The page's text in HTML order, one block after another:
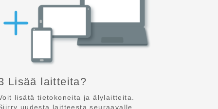
Lisää laitteita?
lisätä tietokoneita ja älylaitteita.
uudesta laitteesta seuraavalle